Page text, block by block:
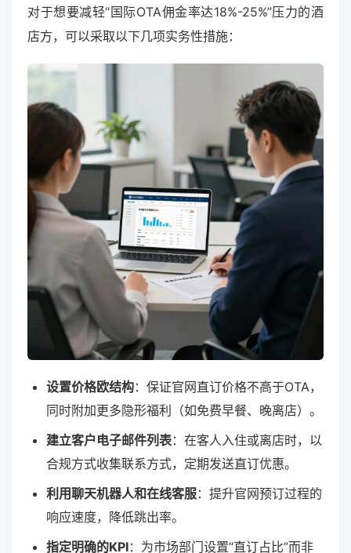
对于想要减轻“国际OTA佣金率达18%-25%”压力的酒
店方，可以采取以下几项实务性措施：
设置价格欧结构：保证官网直订价格不高于OTA，
同时附加更多隐形福利（如免费早餐、晚离店）。
建立客户电子邮件列表：在客人入住或离店时，以
合规方式收集联系方式，定期发送直订优惠。
利用聊天机器人和在线客服：提升官网预订过程的
响应速度，降低跳出率。
指定明确的KPI：为市场部门设置“直订占比”而非